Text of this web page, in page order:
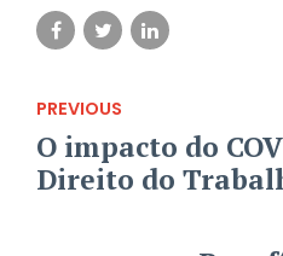
PREVIOUS
O impacto do
Direito do